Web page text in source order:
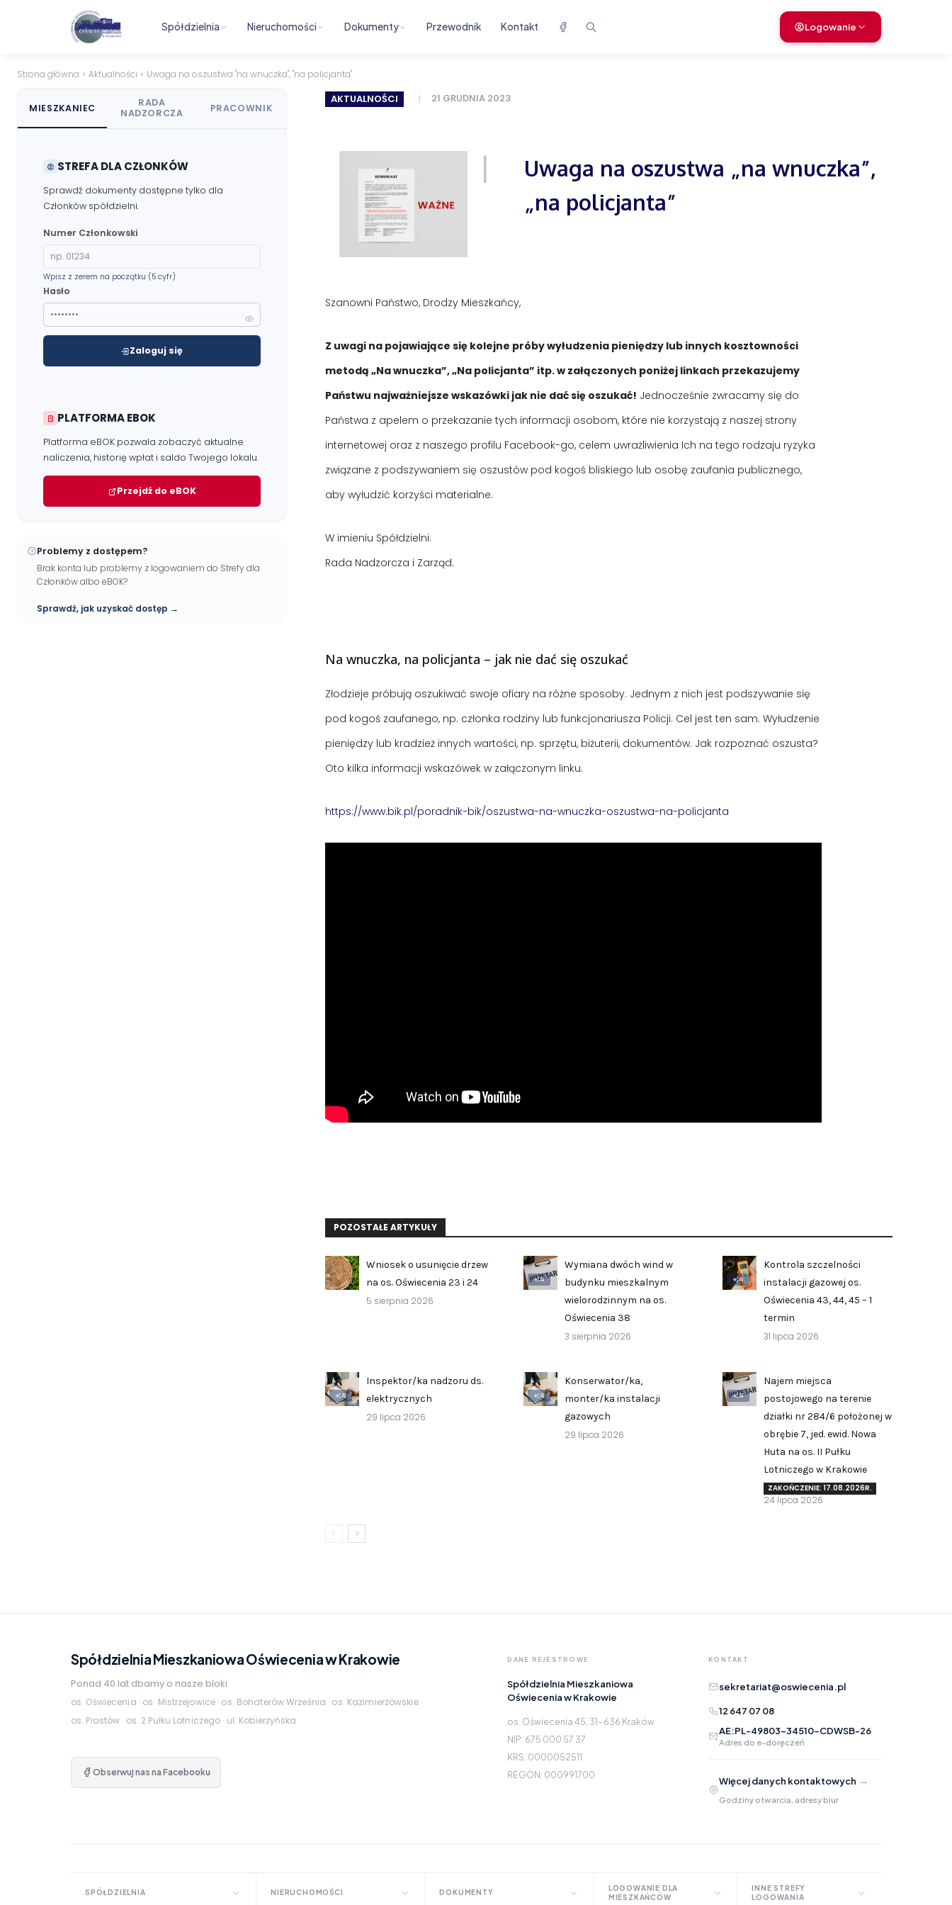
Spółdzielnia Nieruchomości Dokumenty Przewodnik Kontakt Logowanie
Strona główna Aktualności Uwaga na oszustwa "na wnuczka", "na policjanta"
AKTUALNOŚCI 21 GRUDNIA 2023
Uwaga na oszustwa „na wnuczka”,
„na policjanta”
Szanowni Państwo, Drodzy Mieszkańcy,
Z uwagi na pojawiające się kolejne próby wyłudzenia pieniędzy lub innych kosztowności
metodą „Na wnuczka”, „Na policjanta” itp. w załączonych poniżej linkach przekazujemy
Państwu najważniejsze wskazówki jak nie dać się oszukać! Jednocześnie zwracamy się do
Państwa z apelem o przekazanie tych informacji osobom, które nie korzystają z naszej strony
internetowej oraz z naszego profilu Facebook-go, celem uwrażliwienia Ich na tego rodzaju ryzyka
związane z podszywaniem się oszustów pod kogoś bliskiego lub osobę zaufania publicznego,
aby wyłudzić korzyści materialne.
W imieniu Spółdzielni:
Rada Nadzorcza i Zarząd.
Na wnuczka, na policjanta – jak nie dać się oszukać
Złodzieje próbują oszukiwać swoje ofiary na różne sposoby. Jednym z nich jest podszywanie się
pod kogoś zaufanego, np. członka rodziny lub funkcjonariusza Policji. Cel jest ten sam. Wyłudzenie
pieniędzy lub kradzież innych wartości, np. sprzętu, biżuterii, dokumentów. Jak rozpoznać oszusta?
Oto kilka informacji wskazówek w załączonym linku.
https://www.bik.pl/poradnik-bik/oszustwa-na-wnuczka-oszustwa-na-policjanta
POZOSTAŁE ARTYKUŁY
Wniosek o usunięcie drzew
na os. Oświecenia 23 i 24
5 sierpnia 2026
AI
Wymiana dwóch wind w
budynku mieszkalnym
wielorodzinnym na os.
Oświecenia 38
3 sierpnia 2026
AI
Kontrola szczelności
instalacji gazowej os.
Oświecenia 43, 44, 45 – 1
termin
31 lipca 2026
AI
Inspektor/ka nadzoru ds.
elektrycznych
29 lipca 2026
AI
Konserwator/ka,
monter/ka instalacji
gazowych
29 lipca 2026
AI
Najem miejsca
postojowego na terenie
działki nr 284/6 położonej w
obrębie 7, jed. ewid. Nowa
Huta na os. II Pułku
Lotniczego w Krakowie
ZAKOŃCZENIE: 17.08.2026R.
24 lipca 2026
MIESZKANIEC
RADA
NADZORCZA
PRACOWNIK
STREFA DLA CZŁONKÓW
Sprawdź dokumenty dostępne tylko dla
Członków spółdzielni.
Numer Członkowski
Wpisz z zerem na początku (5 cyfr)
Hasło
Zaloguj się
PLATFORMA EBOK
Platforma eBOK pozwala zobaczyć aktualne
naliczenia, historię wpłat i saldo Twojego lokalu.
Przejdź do eBOK
Problemy z dostępem?
Brak konta lub problemy z logowaniem do Strefy dla
Członków albo eBOK?
Sprawdź, jak uzyskać dostęp →
Spółdzielnia Mieszkaniowa Oświecenia w Krakowie
Ponad 40 lat dbamy o nasze bloki.
os. Oświecenia · os. Mistrzejowice · os. Bohaterów Września · os. Kazimierzowskie
os. Piastów · os. 2 Pułku Lotniczego · ul. Kobierzyńska
Obserwuj nas na Facebooku
DANE REJESTROWE
Spółdzielnia Mieszkaniowa
Oświecenia w Krakowie
os. Oświecenia 45, 31-636 Kraków
NIP: 675 000 57 37
KRS: 0000052511
REGON: 000991700
KONTAKT
sekretariat@oswiecenia.pl
12 647 07 08
AE:PL-49803-34510-CDWSB-26
Adres do e-doręczeń
Więcej danych kontaktowych →
Godziny otwarcia, adresy biur
SPÓŁDZIELNIA NIERUCHOMOŚCI DOKUMENTY
LOGOWANIE DLA
MIESZKAŃCÓW
INNE STREFY
LOGOWANIA
Zgłoś problem lub uwagę
Twoja opinia pomaga nam ulepszać serwis
Adres e-mail opcjonalnie
Załączniki